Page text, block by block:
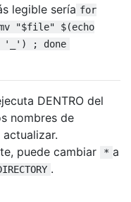
legible sería for
"$file" $(echo
; done
DENTRO del
nombres de
puede cambiar
* a
.